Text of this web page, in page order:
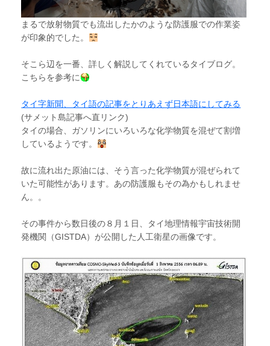
まるで放射物質でも流出したかのような防護服での作業姿
が印象的でした。
そこら辺を一番、詳しく解説してくれているタイブログ。
こちらを参考に
タイ字新聞、タイ語の記事をとりあえず日本語にしてみる
(サメット島記事へ直リンク)
タイの場合、ガソリンにいろいろな化学物質を混ぜて割増
しているようです。
故に流れ出た原油には、そう言った化学物質が混ぜられて
いた可能性があります。あの防護服もその為かもしれませ
ん。。
その事件から数日後の８月１日、タイ地理情報宇宙技術開
発機関（GISTDA）が公開した人工衛星の画像です。